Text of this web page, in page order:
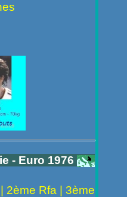
- Euro 1976
2ème Rfa | 3ème